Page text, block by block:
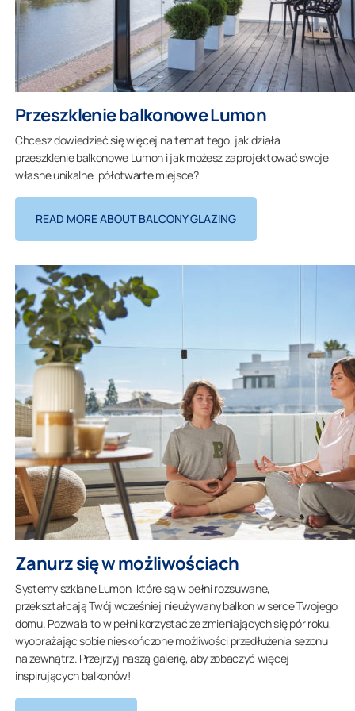
Przeszklenie balkonowe Lumon
Chcesz dowiedzieć się więcej na temat tego, jak działa
przeszklenie balkonowe Lumon i jak możesz zaprojektować swoje
własne unikalne, półotwarte miejsce?
READ MORE ABOUT BALCONY GLAZING
Zanurz się w możliwościach
Systemy szklane Lumon, które są w pełni rozsuwane,
przekształcają Twój wcześniej nieużywany balkon w serce Twojego
domu. Pozwala to w pełni korzystać ze zmieniających się pór roku,
wyobrażając sobie nieskończone możliwości przedłużenia sezonu
na zewnątrz. Przejrzyj naszą galerię, aby zobaczyć więcej
inspirujących balkonów!